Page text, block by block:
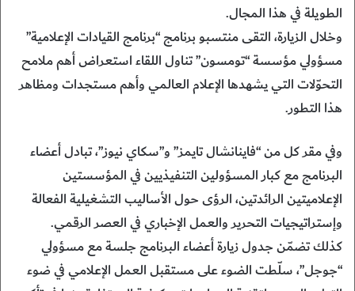
الطويلة في هذا المجال.
وخلال الزيارة، التقى منتسبو برنامج “برنامج القيادات الإعلامية”
مسؤولي مؤسسة “تومسون” تناول اللقاء استعراض أهم ملامح
التحوّلات التي يشهدها الإعلام العالمي وأهم مستجدات ومظاهر
هذا التطور.
وفي مقر كل من “فاينانشال تايمز” و”سكاي نيوز”، تبادل أعضاء
البرنامج مع كبار المسؤولين التنفيذيين في المؤسستين
الإعلاميتين الرائدتين، الرؤى حول الأساليب التشغيلية الفعالة
وإستراتيجيات التحرير والعمل الإخباري في العصر الرقمي.
كذلك تضمّن جدول زيارة أعضاء البرنامج جلسة مع مسؤولي
“جوجل”، سلّطت الضوء على مستقبل العمل الإعلامي في ضوء